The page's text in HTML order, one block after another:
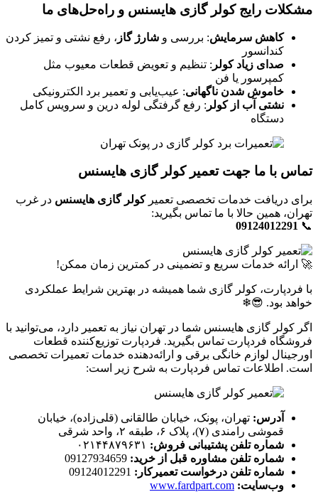
مشکلات رایج کولر گازی هایسنس و راه‌حل‌های ما
کاهش سرمایش: بررسی و شارژ گاز ، رفع نشتی و تمیز کردن
کندانسور
صدای زیاد کولر : تنظیم و تعویض قطعات معیوب مثل
کمپرسور یا فن
خاموش شدن ناگهانی: عیب‌یابی و تعمیر برد الکترونیکی
نشتی آب از کولر : رفع گرفتگی لوله درین و سرویس کامل
دستگاه
تماس با ما جهتتعمیر کولر گازی هایسنس
برای دریافت خدمات تخصصی تعمیرکولر گازی هایسنس در غرب
تهران، همین حالا با ما تماس بگیرید:
📞
09124012291
🚀 ارائه خدمات سریع و تضمینی در کمترین زمان ممکن!
با فردپارت، کولر گازی شما همیشه در بهترین شرایط عملکردی
خواهد بود. 😎❄
اگر کولر گازی هایسنس شما در تهران نیاز به تعمیر دارد، می‌توانید با
فروشگاه فردپارت تماس بگیرید. فردپارت توزیع‌کننده قطعات
اورجینال لوازم خانگی برقی و ارائه‌دهنده خدمات تعمیرات تخصصی
است. اطلاعات تماس فردپارت به شرح زیر است:​
آدرس: تهران، پونک، خیابان طالقانی (قلی‌زاده)، خیابان
قموشی رامندی (۷)، پلاک ۶، طبقه ۲، واحد شرقی
شماره تلفن پشتیبانی فروش:
شماره تلفن مشاوره قبل از خرید:
شماره تلفن درخواست تعمیرکار:
وب‌سایت: www.fardpart.com